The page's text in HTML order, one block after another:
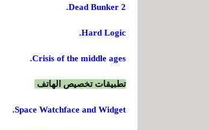
Dead Bunker 2.
Hard Logic.
Crisis of the middle ages.
تطبيقات تخصيص الهاتف
Space Watchface and Widget.